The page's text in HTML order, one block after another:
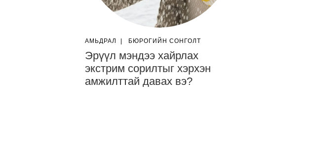
АМЬДРАЛ БЮРОГИЙН СОНГОЛТ
Эрүүл мэндээ хайрлах
экстрим сорилтыг хэрхэн
амжилттай давах вэ?